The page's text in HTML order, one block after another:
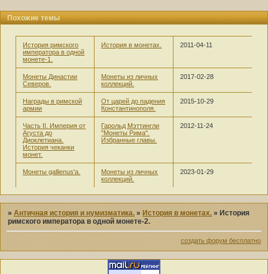
Похожие темы
История римского
императора в одной
монете-1.
История в монетах. 2011-04-11
Монеты Династии
Северов.
Монеты из личных
коллекций.
2017-02-28
Награды в римской
армии
От царей до падения
Константинополя.
2015-10-29
Часть II. Империя от
Агуста до
Диоклетиана.
История чеканки
монет.
Гарольд Мэттингли
"Монеты Рима".
Избранные главы.
2012-11-24
Монеты gallienus'а.
Монеты из личных
коллекций.
2023-01-29
»Античная история и нумизматика. » История в монетах. » История
римского императора в одной монете-2.
создать форум бесплатно